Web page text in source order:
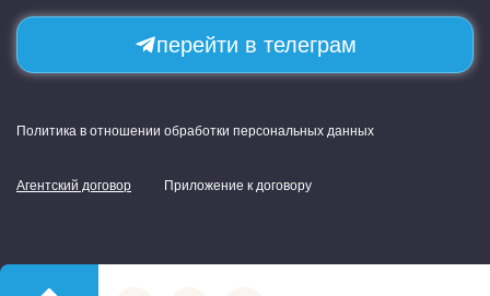
перейти в телеграм
Политика в отношении обработки персональных данных
Агентский договор Приложение к договору